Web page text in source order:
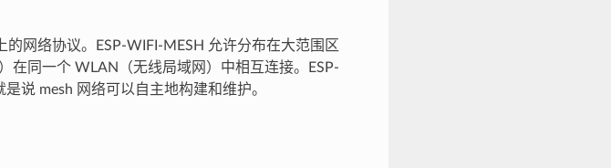
网络协议。ESP-WIFI-MESH 允许分布在大范围区
在同一个 WLAN（无线局域网）中相互连接。ESP-
说 mesh 网络可以自主地构建和维护。